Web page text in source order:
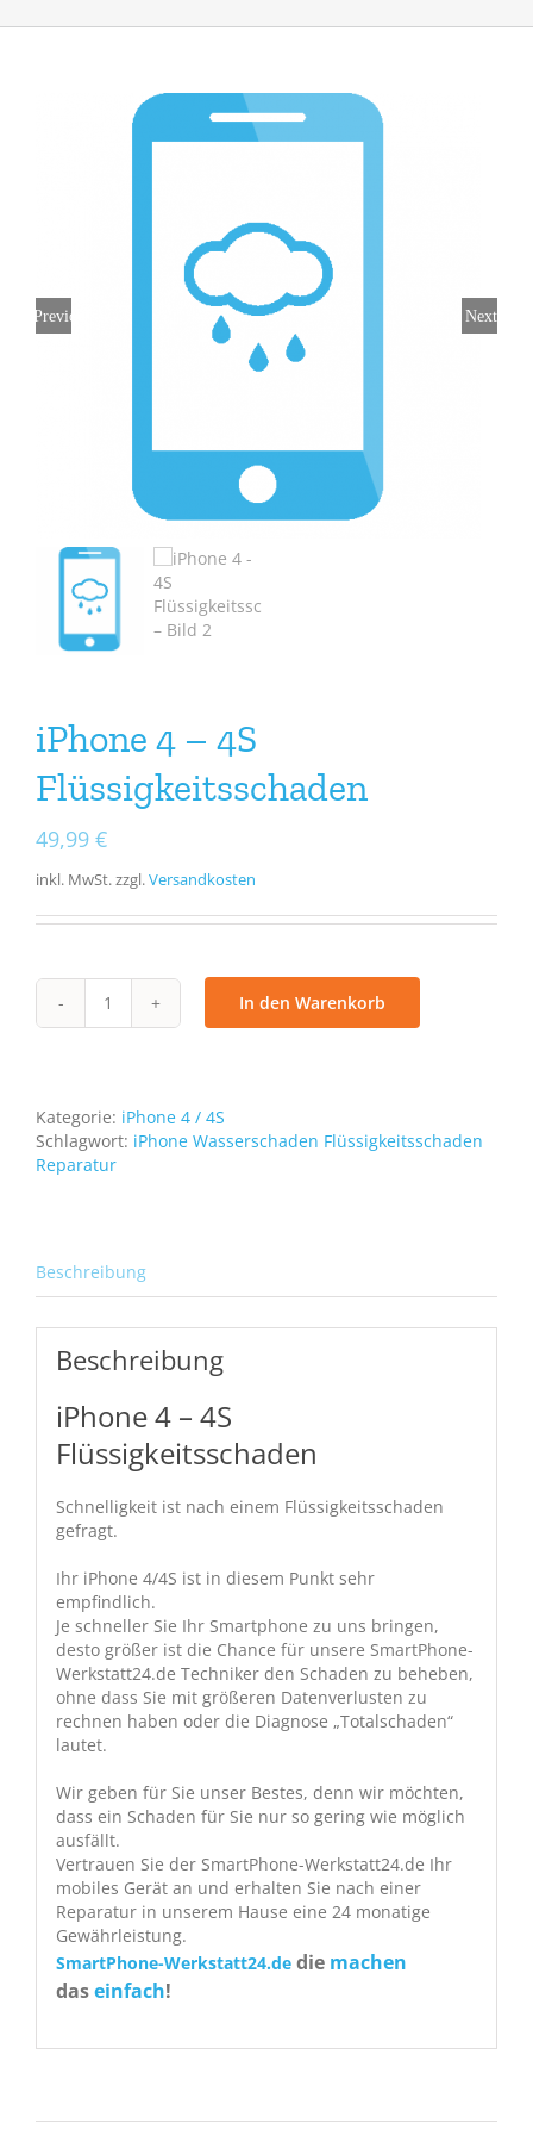
Previous Next
iPhone 4 – 4S
Flüssigkeitsschaden
49,99 €
inkl. MwSt.zzgl.Versandkosten
iPhone
4
Flüssigkeitsschaden
Menge
In den Warenkorb
Kategorie: iPhone 4 / 4S
Schlagwort: iPhone Wasserschaden Flüssigkeitsschaden
Reparatur
Beschreibung
Beschreibung
iPhone 4 – 4S
Flüssigkeitsschaden
Schnelligkeit ist nach einem Flüssigkeitsschaden
gefragt.
Ihr iPhone 4/4S ist in diesem Punkt sehr
empfindlich.
Je schneller Sie Ihr Smartphone zu uns bringen,
desto größer ist die Chance für unsere SmartPhone-
Werkstatt24.de Techniker den Schaden zu beheben,
ohne dass Sie mit größeren Datenverlusten zu
rechnen haben oder die Diagnose „Totalschaden“
lautet.
Wir geben für Sie unser Bestes, denn wir möchten,
dass ein Schaden für Sie nur so gering wie möglich
ausfällt.
Vertrauen Sie der SmartPhone-Werkstatt24.de Ihr
mobiles Gerät an und erhalten Sie nach einer
Reparatur in unserem Hause eine 24 monatige
Gewährleistung.
SmartPhone-Werkstatt24.de die machen
daseinfach!